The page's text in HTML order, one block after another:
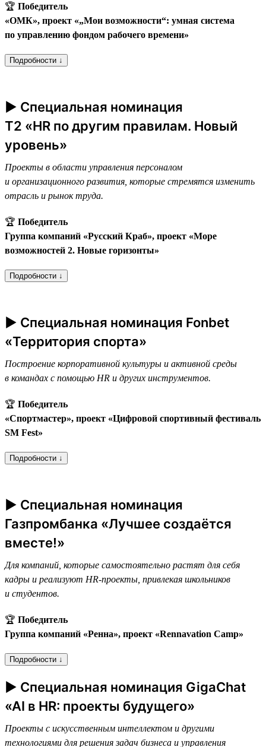
🏆 Победитель
«ОМК», проект «„Мои возможности“: умная система
по управлению фондом рабочего времени»
Подробности ↓
► Специальная номинация
T2 «HR по другим правилам. Новый
уровень»
Проекты в области управления персоналом
и организационного развития, которые стремятся изменить
отрасль и рынок труда.
🏆 Победитель
Группа компаний «Русский Краб», проект «Море
возможностей 2. Новые горизонты»
Подробности ↓
► Специальная номинация Fonbet
«Территория спорта»
Построение корпоративной культуры и активной среды
в командах с помощью HR и других инструментов.
🏆 Победитель
«Спортмастер», проект «Цифровой спортивный фестиваль
SM Fest»
Подробности ↓
► Специальная номинация
Газпромбанка «Лучшее создаётся
вместе!»
Для компаний, которые самостоятельно растят для себя
кадры и реализуют HR-проекты, привлекая школьников
и студентов.
🏆 Победитель
Группа компаний «Ренна», проект «Rennavation Camp»
Подробности ↓
► Специальная номинация GigaChat
«AI в HR: проекты будущего»
Проекты с искусственным интеллектом и другими
технологиями для решения задач бизнеса и управления